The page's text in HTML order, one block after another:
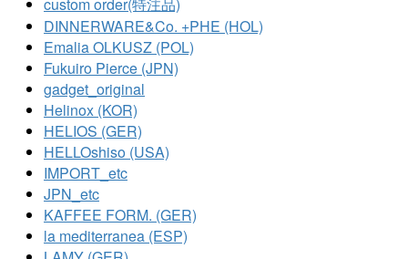
DINNERWARE&Co. +PHE (HOL)
Emalia OLKUSZ (POL)
Fukuiro Pierce (JPN)
gadget_original
Helinox (KOR)
HELIOS (GER)
HELLOshiso (USA)
IMPORT_etc
JPN_etc
KAFFEE FORM. (GER)
la mediterranea (ESP)